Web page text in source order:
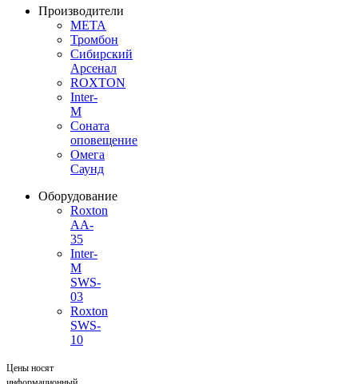
Производители
МЕТА
Тромбон
Сибирский
Арсенал
ROXTON
Inter-
M
Соната
оповещение
Омега
Саунд
Оборудование
Roxton
AA-
35
Inter-
M
SWS-
03
Roxton
SWS-
10
Цены носят